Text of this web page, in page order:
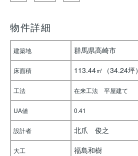
物件詳細
建築地 群馬県高崎市
床面積 113.44㎡（34.24坪）
工法 在来工法 平屋建て
UA値 0.41
設計者 北爪 俊之
大工 福島和樹